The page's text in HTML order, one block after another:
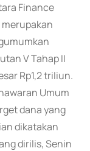
Finance
merupakan
V Tahap II
Rp1,2 triliun.
Umum
dana yang
dikatakan
dirilis, Senin